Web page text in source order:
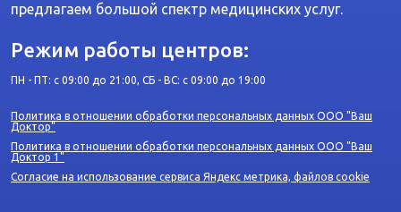
предлагаем большой спектр медицинских услуг.
Режим работы центров:
ПН - ПТ: с 09:00 до 21:00, СБ - ВС: с 09:00 до 19:00
Политика в отношении обработки персональных данных ООО "Ваш
Доктор"
Политика в отношении обработки персональных данных ООО "Ваш
Доктор 1"
Согласие на использование сервиса Яндекс метрика, файлов cookie